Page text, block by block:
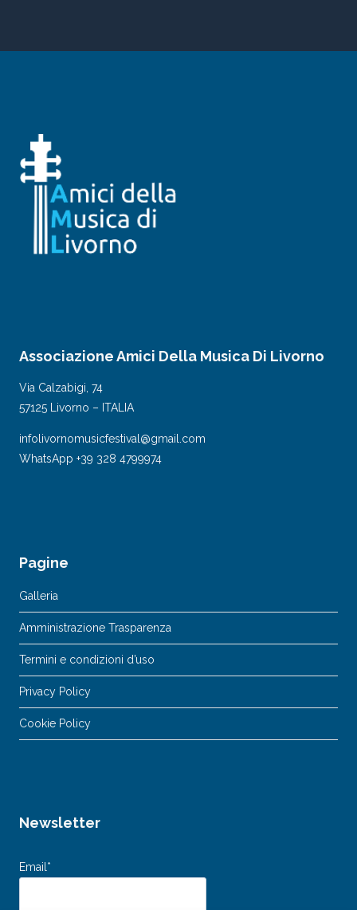
Associazione Amici Della Musica Di Livorno
Via Calzabigi, 74
57125 Livorno – ITALIA
infolivornomusicfestival@gmail.com
WhatsApp +39 328 4799974
Pagine
Galleria
Amministrazione Trasparenza
Termini e condizioni d’uso
Privacy Policy
Cookie Policy
Newsletter
Email*